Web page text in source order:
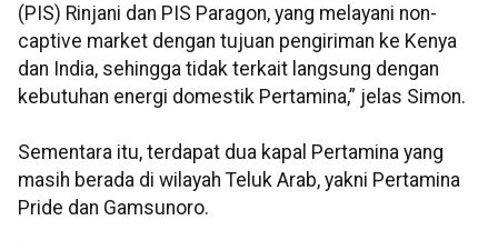
(PIS) Rinjani dan PIS Paragon, yang melayani non-
captive market dengan tujuan pengiriman ke Kenya
dan India, sehingga tidak terkait langsung dengan
kebutuhan energi domestik Pertamina,” jelas Simon.
Sementara itu, terdapat dua kapal Pertamina yang
masih berada di wilayah Teluk Arab, yakni Pertamina
Pride dan Gamsunoro.